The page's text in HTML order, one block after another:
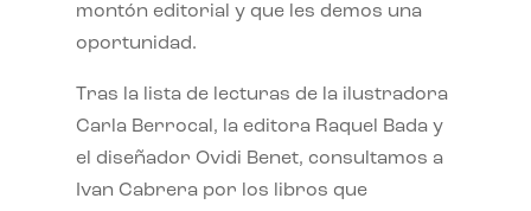
montón editorial y que les demos una
oportunidad.
Tras la lista de lecturas de la ilustradora
Carla Berrocal, la editora Raquel Bada y
el diseñador Ovidi Benet, consultamos a
Ivan Cabrera por los libros que